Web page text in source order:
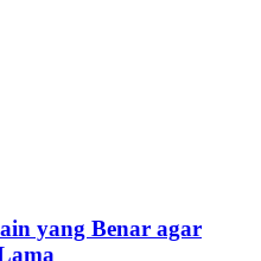
yang Benar agar